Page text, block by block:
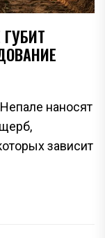
наносят
зависит